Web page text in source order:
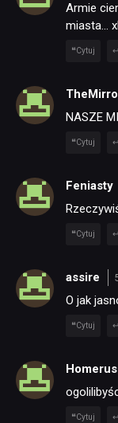
Armie
miasta…
Cytuj
NASZE
Cytuj
Feniasty
Cytuj
assire
O jak
Cytuj
Homerus
Cytuj